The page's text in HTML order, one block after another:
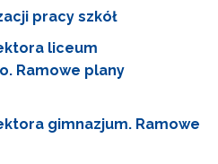
pracy szkół
liceum
Ramowe plany
gimnazjum. Ramowe